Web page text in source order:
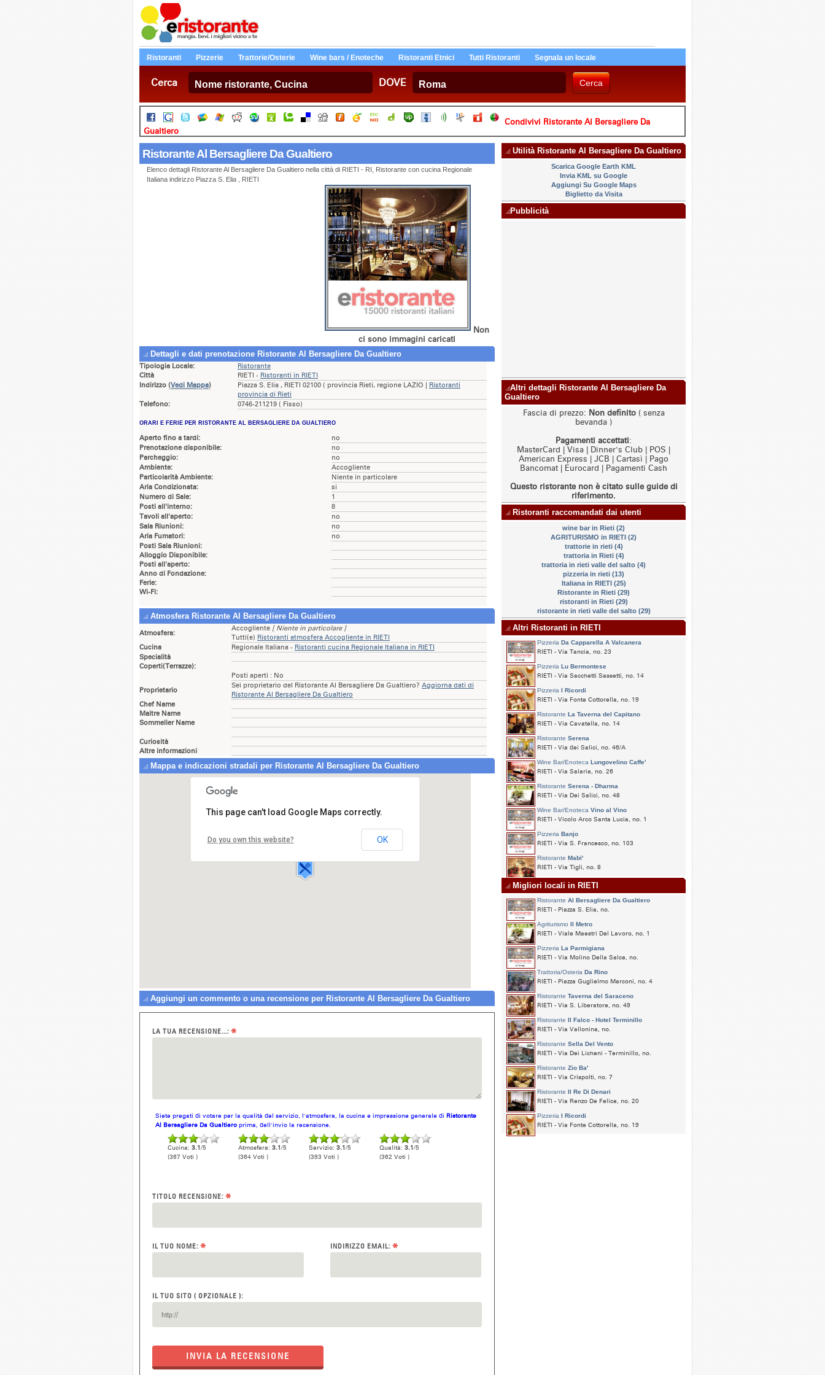
Ristoranti Pizzerie Trattorie/Osterie Wine bars / Enoteche Ristoranti Etnici Tutti Ristoranti Segnala un locale
Cerca DOVE
Condivivi Ristorante Al Bersagliere Da
Gualtiero
Ristorante Al Bersagliere Da Gualtiero
Elenco dettagli Ristorante Al Bersagliere Da Gualtiero nella città di RIETI - RI, Ristorante con cucina Regionale
Italiana indirizzo Piazza S. Elia , RIETI
Non
ci sono immagini caricati
Dettagli e dati prenotazione Ristorante Al Bersagliere Da Gualtiero
Tipologia Locale:
Ristorante
Città
RIETI - Ristoranti in RIETI
Indirizzo (Vedi Mappa) Piazza S. Elia , RIETI 02100 ( provincia Rieti, regione LAZIO | Ristoranti
provincia di Rieti
Telefono:
0746-211219 ( Fisso)
ORARI E FERIE PER RISTORANTE AL BERSAGLIERE DA GUALTIERO
Aperto fino a tardi:
no
Prenotazione disponibile:
no
Parcheggio:
no
Ambiente:
Accogliente
Particolarità Ambiente:
Niente in particolare
Aria Condizionata:
si
Numero di Sale:
1
Posti all'interno:
8
Tavoli all'aperto:
no
Sala Riunioni:
no
Aria Fumatori:
no
Posti Sala Riunioni:
Alloggio Disponibile:
Posti all'aperto:
Anno di Fondazione:
Ferie:
Wi-Fi:
Atmosfera Ristorante Al Bersagliere Da Gualtiero
Atmosfera:
Accogliente [ Niente in particolare ]
Tutti(e) Ristoranti atmosfera Accogliente in RIETI
Cucina
Regionale Italiana - Ristoranti cucina Regionale Italiana in RIETI
Specialità
Coperti(Terrazze):
Posti aperti : No
Proprietario
Sei proprietario del Ristorante Al Bersagliere Da Gualtiero? Aggiorna dati di
Ristorante Al Bersagliere Da Gualtiero
Chef Name
Maitre Name
Sommelier Name
Curiosità
Altre informazioni
Mappa e indicazioni stradali per Ristorante Al Bersagliere Da Gualtiero
Ristorante Al Bersagliere Da Gualtiero
Piazza S. Elia,
02100 RIETI
This page can't load Google Maps correctly.
Do you own this website? OK
Aggiungi un commento o una recensione per Ristorante Al Bersagliere Da Gualtiero
LA TUA RECENSIONE...: *
Siete pregati di votare per la qualità del servizio, l'atmosfera, la cucina e impressione generale di Ristorante
Al Bersagliere Da Gualtiero prima, dell'invio la recensione.
Cucina: 3.1/5
(367 Voti )
Atmosfera: 3.1/5
(364 Voti )
Servizio: 3.1/5
(393 Voti )
Qualità: 3.1/5
(362 Voti )
TITOLO RECENSIONE: *
IL TUO NOME: * INDIRIZZO EMAIL:*
IL TUO SITO ( OPZIONALE ):
INVIA LA RECENSIONE
Utilità Ristorante Al Bersagliere Da Gualtiero
Scarica Google Earth KML
Invia KML su Google
Aggiungi Su Google Maps
Biglietto da Visita
Pubblicità
Altri dettagli Ristorante Al Bersagliere Da
Gualtiero
Fascia di prezzo: Non definito( senza
bevanda )
Pagamenti accettati:
MasterCard | Visa | Dinner's Club | POS |
American Express | JCB | Cartasì | Pago
Bancomat | Eurocard | Pagamenti Cash
Questo ristorante non è citato sulle guide di
riferimento.
Ristoranti raccomandati dai utenti
wine bar in Rieti (2)
AGRITURISMO in RIETI (2)
trattorie in rieti (4)
trattoria in Rieti (4)
trattoria in rieti valle del salto (4)
pizzeria in rieti (13)
Italiana in RIETI (25)
Ristorante in Rieti (29)
ristoranti in Rieti (29)
ristorante in rieti valle del salto (29)
Altri Ristoranti in RIETI
Pizzeria Da Capparella A Valcanera
RIETI - Via Tancia, no. 23
Pizzeria Lu Bermontese
RIETI - Via Sacchetti Sassetti, no. 14
Pizzeria I Ricordi
RIETI - Via Fonte Cottorella, no. 19
Ristorante La Taverna del Capitano
RIETI - Via Cavatella, no. 14
Ristorante Serena
RIETI - Via dei Salici, no. 46/A
Wine Bar/Enoteca Lungovelino Caffe'
RIETI - Via Salaria, no. 26
Ristorante Serena - Dharma
RIETI - Via Dei Salici, no. 48
Wine Bar/Enoteca Vino al Vino
RIETI - Vicolo Arco Santa Lucia, no. 1
Pizzeria Banjo
RIETI - Via S. Francesco, no. 103
Ristorante Mabi'
RIETI - Via Tigli, no. 8
Migliori locali in RIETI
Ristorante Al Bersagliere Da Gualtiero
RIETI - Piazza S. Elia, no.
Agriturismo Il Metro
RIETI - Viale Maestri Del Lavoro, no. 1
Pizzeria La Parmigiana
RIETI - Via Molino Della Salce, no.
Trattoria/Osteria Da Rino
RIETI - Piazza Guglielmo Marconi, no. 4
Ristorante Taverna del Saraceno
RIETI - Via S. Liberatore, no. 49
Ristorante Il Falco - Hotel Terminillo
RIETI - Via Vallonina, no.
Ristorante Sella Del Vento
RIETI - Via Dei Licheni - Terminillo, no.
Ristorante Zio Ba'
RIETI - Via Crispolti, no. 7
Ristorante Il Re Di Denari
RIETI - Via Renzo De Felice, no. 20
Pizzeria I Ricordi
RIETI - Via Fonte Cottorella, no. 19